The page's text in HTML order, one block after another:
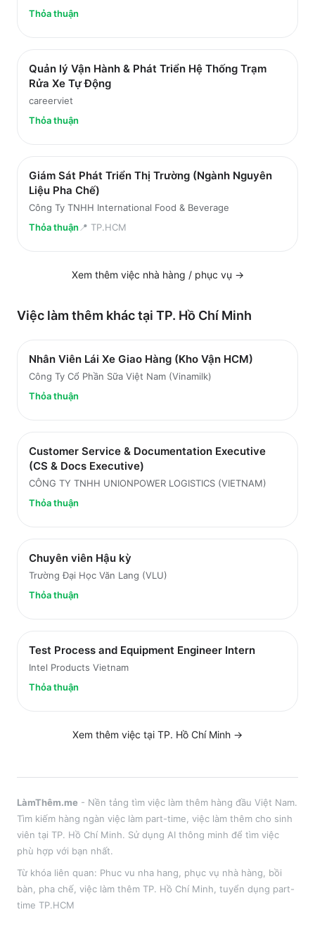
Thỏa thuận
Quản lý Vận Hành & Phát Triển Hệ Thống Trạm
Rửa Xe Tự Động
careerviet
Thỏa thuận
Giám Sát Phát Triển Thị Trường (Ngành Nguyên
Liệu Pha Chế)
Công Ty TNHH International Food & Beverage
Thỏa thuận 📍 TP.HCM
Xem thêm việc nhà hàng / phục vụ →
Việc làm thêm khác tại TP. Hồ Chí Minh
Nhân Viên Lái Xe Giao Hàng (Kho Vận HCM)
Công Ty Cổ Phần Sữa Việt Nam (Vinamilk)
Thỏa thuận
Customer Service & Documentation Executive
(CS & Docs Executive)
CÔNG TY TNHH UNIONPOWER LOGISTICS (VIETNAM)
Thỏa thuận
Chuyên viên Hậu kỳ
Trường Đại Học Văn Lang (VLU)
Thỏa thuận
Test Process and Equipment Engineer Intern
Intel Products Vietnam
Thỏa thuận
Xem thêm việc tại TP. Hồ Chí Minh →
LàmThêm.me - Nền tảng tìm việc làm thêm hàng đầu Việt Nam.
Tìm kiếm hàng ngàn việc làm part-time, việc làm thêm cho sinh
viên tại TP. Hồ Chí Minh. Sử dụng AI thông minh để tìm việc
phù hợp với bạn nhất.
Từ khóa liên quan: Phuc vu nha hang
phục vụ nhà hàng, bồi
bàn, pha chế , việc làm thêm TP. Hồ Chí Minh , tuyển dụng part-
time TP.HCM